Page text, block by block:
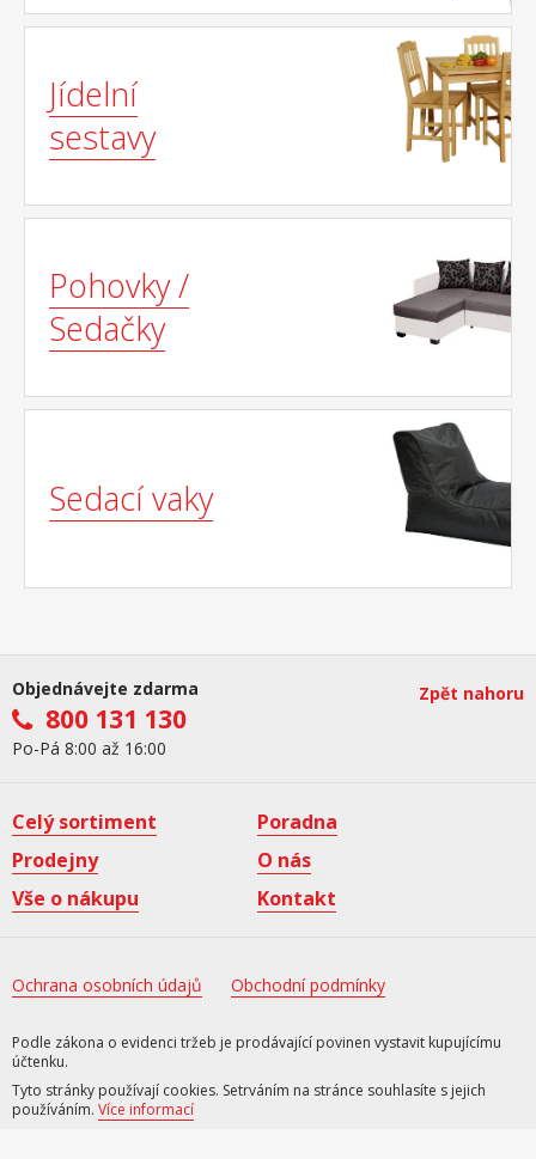
Jídelní
sestavy
Pohovky /
Sedačky
Sedací vaky
Objednávejte zdarma
800 131 130
Po-Pá 8:00 až 16:00
Zpět nahoru
Celý sortiment
Poradna
Prodejny
O nás
Vše o nákupu
Kontakt
Ochrana osobních údajů Obchodní podmínky
Podle zákona o evidenci tržeb je prodávající povinen vystavit kupujícímu
účtenku.
Tyto stránky používají cookies. Setrváním na stránce souhlasíte s jejich
používáním. Více informací